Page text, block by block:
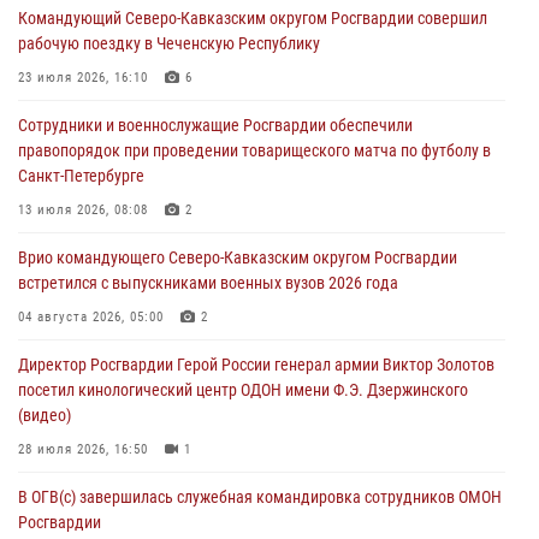
Кузнецова
07 августа 2026, 12:00
Смольного собора в Санкт-Петербурге (видео)
07 августа 2026, 11:34 3
В Курске росгвардейцы провели занятие по основам
07 августа 2026, 11:33
Рэпер ST посетил раненых росгвардейцев в Главном военном
07 августа 2026, 11:18
Командующий Северо-Кавказским округом Росгвардии совершил
рабочую поездку в Чеченскую Республику
23 июля 2026, 16:10 6
Сотрудники и военнослужащие Росгвардии обеспечили
правопорядок при проведении товарищеского матча по футболу в
Санкт-Петербурге
13 июля 2026, 08:08 2
Врио командующего Северо-Кавказским округом Росгвардии
встретился с выпускниками военных вузов 2026 года
04 августа 2026, 05:00 2
Директор Росгвардии Герой России генерал армии Виктор Золотов
посетил кинологический центр ОДОН имени Ф.Э. Дзержинского
(видео)
28 июля 2026, 16:50 1
В ОГВ(с) завершилась служебная командировка сотрудников ОМОН
Росгвардии